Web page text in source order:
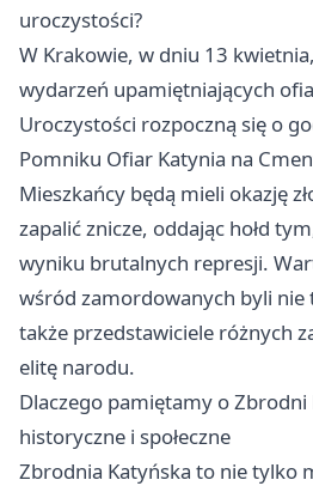
uroczystości?
W Krakowie, w dniu 13
wydarzeń upamiętniających
Uroczystości rozpoczną się o
Pomniku Ofiar Katynia na
Mieszkańcy będą mieli okazję
zapalić znicze, oddając hołd
wyniku brutalnych represji.
wśród zamordowanych byli nie
także przedstawiciele różnych
elitę narodu.
Dlaczego pamiętamy o Zbrodni
historyczne i społeczne
Zbrodnia Katyńska to nie tylko